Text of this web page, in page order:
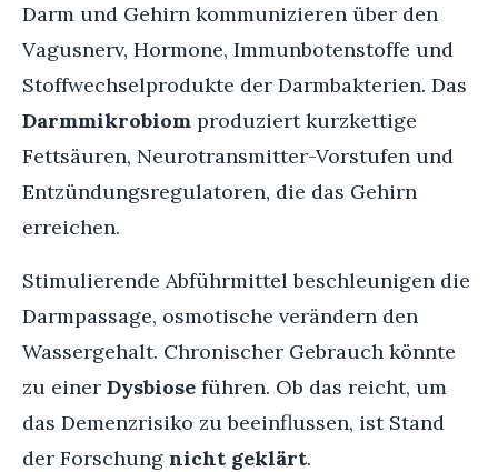
Darm und Gehirn kommunizieren über den
Vagusnerv, Hormone, Immunbotenstoffe und
Stoffwechselprodukte der Darmbakterien. Das
Darmmikrobiom produziert kurzkettige
Fettsäuren, Neurotransmitter-Vorstufen und
Entzündungsregulatoren, die das Gehirn
erreichen.
Stimulierende Abführmittel beschleunigen die
Darmpassage, osmotische verändern den
Wassergehalt. Chronischer Gebrauch könnte
zu einer Dysbiose führen. Ob das reicht, um
das Demenzrisiko zu beeinflussen, ist Stand
der Forschung nicht geklärt.